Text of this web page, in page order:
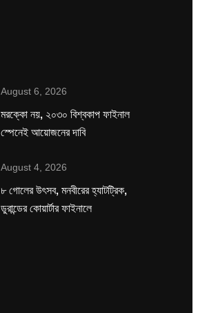
August 6, 2026
মরক্কো নয়, ২০৩০ বিশ্বকাপ ফাইনাল
স্পেনেই আয়োজনের দাবি
August 4, 2026
৮ গোলের উৎসব, মনবীরের হ্যাটট্রিক,
ডুরান্ডের কোয়ার্টার ফাইনালে